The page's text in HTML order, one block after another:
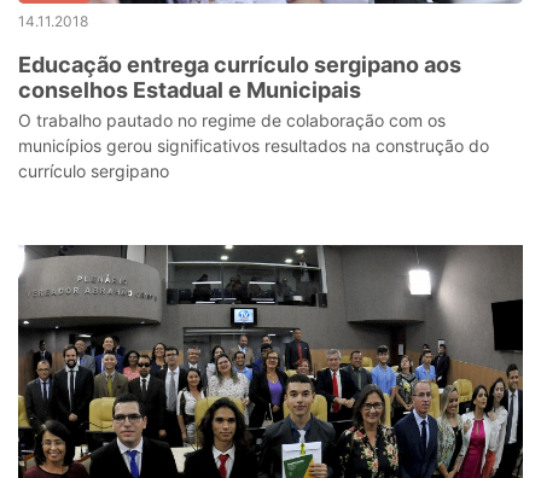
14.11.2018
Educação entrega currículo sergipano aos
conselhos Estadual e Municipais
O trabalho pautado no regime de colaboração com os
municípios gerou significativos resultados na construção do
currículo sergipano